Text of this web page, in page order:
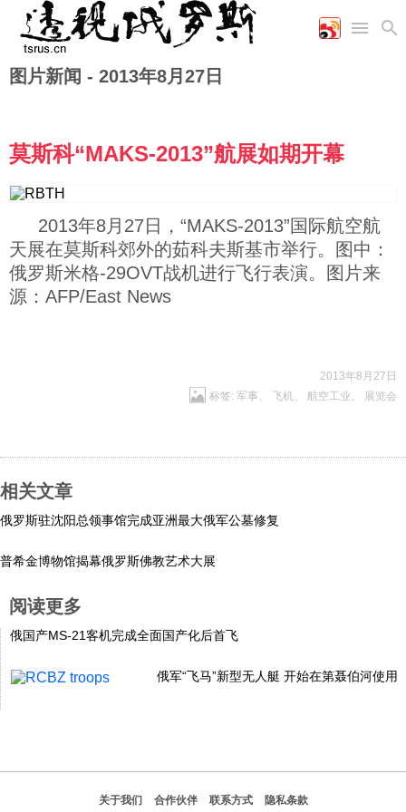
首页
国际
时政
军事
陆军
工业
农业
社会
文化
美食
历史
体育
视听
漫画
图表
图片新闻 - 2013年8月27日
莫斯科“MAKS-2013”航展如期开幕
2013年8月27日，“MAKS-2013”国际航空航
天展在莫斯科郊外的茹科夫斯基市举行。图中：
俄罗斯米格-29OVT战机进行飞行表演。图片来
源：AFP/East News
2013年8月27日
标签: 军事 、 飞机、 航空工业 、 展览会
相关文章
俄罗斯驻沈阳总领事馆完成亚洲最大俄军公墓修复
普希金博物馆揭幕俄罗斯佛教艺术大展
阅读更多
俄国产MS-21客机完成全面国产化后首飞
俄军“飞马”新型无人艇 开始在第聂伯河使用
关于我们 合作伙伴 联系方式 隐私条款